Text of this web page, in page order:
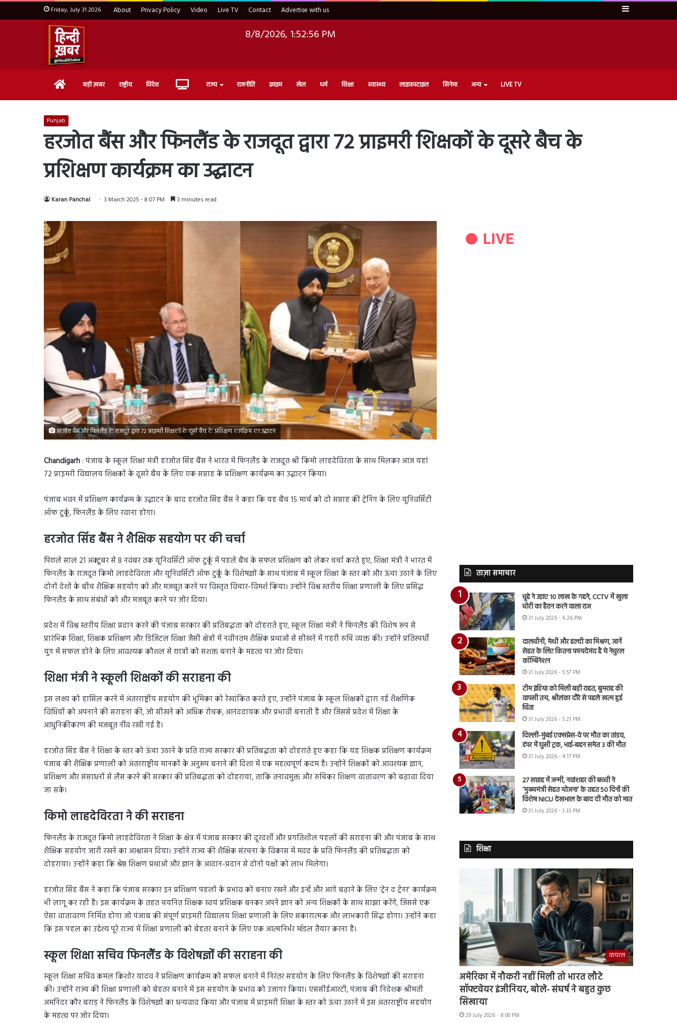
Friday, July 31 2026 About Privacy Policy Video Live TV Contact Advertise with us Sidebar
8/8/2026, 1:52:57 PM
Home बड़ी ख़बर राष्ट्रीय विदेश Live राज्य राजनीति क्राइम खेल धर्म शिक्षा स्वास्थ्य लाइफ़स्टाइल सिनेमा अन्य LIVE TV
Punjab
हरजोत बैंस और फिनलैंड के राजदूत द्वारा 72 प्राइमरी शिक्षकों के दूसरे बैच के
प्रशिक्षण कार्यक्रम का उद्घाटन
Karan Panchal 3 March 2025 - 8:07 PM 3 minutes read
हरजोत बैंस और फिनलैंड के राजदूत द्वारा 72 प्राइमरी शिक्षकों के दूसरे बैच के प्रशिक्षण कार्यक्रम का उद्घाटन
Chandigarh : पंजाब के स्कूल शिक्षा मंत्री हरजोत सिंह बैंस ने भारत में फिनलैंड के राजदूत श्री किमो लाहदेविरता के साथ मिलकर आज यहां
72 प्राइमरी विद्यालय शिक्षकों के दूसरे बैच के लिए एक सप्ताह के प्रशिक्षण कार्यक्रम का उद्घाटन किया।
पंजाब भवन में प्रशिक्षण कार्यक्रम के उद्घाटन के बाद हरजोत सिंह बैंस ने कहा कि यह बैच 15 मार्च को दो सप्ताह की ट्रेनिंग के लिए यूनिवर्सिटी
ऑफ टुर्कू, फिनलैंड के लिए रवाना होगा।
हरजोत सिंह बैंस ने शैक्षिक सहयोग पर की चर्चा
पिछले साल 21 अक्टूबर से 8 नवंबर तक यूनिवर्सिटी ऑफ टुर्कू में पहले बैच के सफल प्रशिक्षण को लेकर चर्चा करते हुए, शिक्षा मंत्री ने भारत में
फिनलैंड के राजदूत किमो लाहदेविरता और यूनिवर्सिटी ऑफ टुर्कू के विशेषज्ञों के साथ पंजाब में स्कूल शिक्षा के स्तर को और ऊंचा उठाने के लिए
दोनों देशों के बीच शैक्षिक सहयोग को और मजबूत करने पर विस्तृत विचार-विमर्श किया। उन्होंने विश्व स्तरीय शिक्षा प्रणाली के लिए प्रसिद्ध
फिनलैंड के साथ संबंधों को और मजबूत करने पर जोर दिया।
प्रदेश में विश्व स्तरीय शिक्षा प्रदान करने की पंजाब सरकार की प्रतिबद्धता को दोहराते हुए, स्कूल शिक्षा मंत्री ने फिनलैंड की विशेष रूप से
प्रारंभिक शिक्षा, शिक्षक प्रशिक्षण और डिजिटल शिक्षा जैसी क्षेत्रों में नवीनतम शैक्षिक प्रथाओं से सीखने में गहरी रुचि व्यक्त की। उन्होंने प्रतिस्पर्धी
युग में सफल होने के लिए आवश्यक कौशल से छात्रों को सशक्त बनाने के महत्व पर जोर दिया।
शिक्षा मंत्री ने स्कूली शिक्षकों की सराहना की
इस लक्ष्य को हासिल करने में अंतरराष्ट्रीय सहयोग की भूमिका को रेखांकित करते हुए, उन्होंने पंजाब के स्कूल शिक्षकों द्वारा नई शैक्षणिक
विधियों को अपनाने की सराहना की, जो सीखने को अधिक रोचक, आनंददायक और प्रभावी बनाती हैं और जिससे प्रदेश में शिक्षा के
आधुनिकीकरण की मजबूत नींव रखी गई है।
हरजोत सिंह बैंस ने शिक्षा के स्तर को ऊंचा उठाने के प्रति राज्य सरकार की प्रतिबद्धता को दोहराते हुए कहा कि यह शिक्षक प्रशिक्षण कार्यक्रम
पंजाब की शैक्षिक प्रणाली को अंतरराष्ट्रीय मानकों के अनुरूप बनाने की दिशा में एक महत्वपूर्ण कदम है। उन्होंने शिक्षकों को आवश्यक ज्ञान,
प्रशिक्षण और संसाधनों से लैस करने की सरकार की प्रतिबद्धता को दोहराया, ताकि तनावमुक्त और रुचिकर शिक्षण वातावरण को बढ़ावा दिया
जा सके।
किमो लाहदेविरता ने की सराहना
फिनलैंड के राजदूत किमो लाहदेविरता ने शिक्षा के क्षेत्र में पंजाब सरकार की दूरदर्शी और प्रगतिशील पहलों की सराहना की और पंजाब के साथ
शैक्षिक सहयोग जारी रखने का आश्वासन दिया। उन्होंने राज्य की शैक्षिक संरचना के विकास में मदद के प्रति फिनलैंड की प्रतिबद्धता को
दोहराया। उन्होंने कहा कि श्रेष्ठ शिक्षण प्रथाओं और ज्ञान के आदान-प्रदान से दोनों पक्षों को लाभ मिलेगा।
हरजोत सिंह बैंस ने कहा कि पंजाब सरकार इन प्रशिक्षण पहलों के प्रभाव को बनाए रखने और इन्हें और आगे बढ़ाने के लिए ‘ट्रेन द ट्रेनर’ कार्यक्रम
भी लागू कर रही है। इस कार्यक्रम के तहत चयनित शिक्षक स्वयं प्रशिक्षक बनकर अपने ज्ञान को अन्य शिक्षकों के साथ साझा करेंगे, जिससे एक
ऐसा वातावरण निर्मित होगा जो पंजाब की संपूर्ण प्राइमरी विद्यालय शिक्षा प्रणाली के लिए सकारात्मक और लाभकारी सिद्ध होगा। उन्होंने कहा
कि इस पहल का उद्देश्य पूरे राज्य में शिक्षा प्रणाली को बेहतर बनाने के लिए एक आत्मनिर्भर मॉडल तैयार करना है।
स्कूल शिक्षा सचिव फिनलैंड के विशेषज्ञों की सराहना की
स्कूल शिक्षा सचिव कमल किशोर यादव ने प्रशिक्षण कार्यक्रम को सफल बनाने में निरंतर सहयोग के लिए फिनलैंड के विशेषज्ञों की सराहना
की। उन्होंने राज्य की शिक्षा प्रणाली को बेहतर बनाने में इस सहयोग के प्रभाव को उजागर किया। एससीईआरटी, पंजाब की निदेशक श्रीमती
अमनिंदर कौर बराड़ ने फिनलैंड के विशेषज्ञों का धन्यवाद किया और पंजाब में प्राइमरी शिक्षा के स्तर को ऊंचा उठाने में इस अंतरराष्ट्रीय सहयोग
के महत्व पर जोर दिया।
ताज़ा समाचार
चूहे ने उड़ाए 10 लाख के गहने, CCTV में खुला
चोरी का हैरान करने वाला राज
31 July 2026 - 6:26 PM
दालचीनी, मेथी और हल्दी का मिश्रण, जानें
सेहत के लिए कितना फायदेमंद है ये नेचुरल
कॉम्बिनेशन
31 July 2026 - 5:57 PM
टीम इंडिया को मिली बड़ी राहत, बुमराह की
वापसी तय, श्रीलंका दौरे से पहले खत्म हुई
चिंता
31 July 2026 - 5:21 PM
दिल्ली-मुंबई एक्सप्रेस-वे पर मौत का तांडव,
डंपर में घुसी ट्रक, भाई-बहन समेत 3 की मौत
31 July 2026 - 4:17 PM
27 सप्ताह में जन्मी, नवांशहर की बच्ची ने
‘मुख्यमंत्री सेहत योजना’ के तहत 50 दिनों की
विशेष NICU देखभाल के बाद दी मौत को मात
31 July 2026 - 3:33 PM
शिक्षा
वायरल
अमेरिका में नौकरी नहीं मिली तो भारत लौटे
सॉफ्टवेयर इंजीनियर, बोले- संघर्ष ने बहुत कुछ
सिखाया
29 July 2026 - 8:00 PM